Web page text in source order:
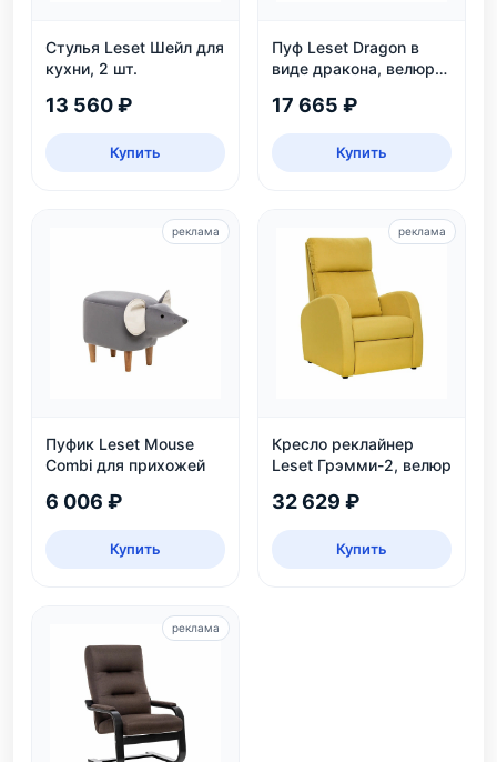
Стулья Leset Шейл для
кухни, 2 шт.
13 560 ₽
Купить
Пуф Leset Dragon в
виде дракона, велюр
детской
17 665 ₽
Купить
Пуфик Leset Mouse
Combi для прихожей
6 006 ₽
Купить
реклама
Кресло реклайнер
Leset Грэмми-2, велюр
32 629 ₽
Купить
реклама
реклама